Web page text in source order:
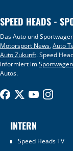
SPEED HEADS -
Das Auto und
Motorsport News,Auto
Auto Zukunft. Speed
informiert im
Autos.
INTERN
Speed Heads TV